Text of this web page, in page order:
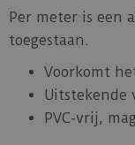
Per meter is een
toegestaan.
Voorkomt
Uitstekende
PVC-vrij,